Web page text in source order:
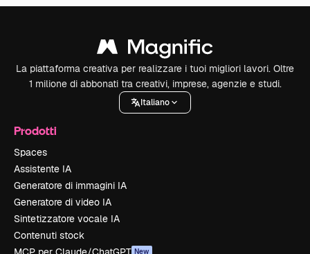
La piattaforma creativa per realizzare i tuoi migliori lavori. Oltre
1 milione di abbonati tra creativi, imprese, agenzie e studi.
Italiano
Prodotti
Spaces
Assistente IA
Generatore di immagini IA
Generatore di video IA
Sintetizzatore vocale IA
Contenuti stock
New